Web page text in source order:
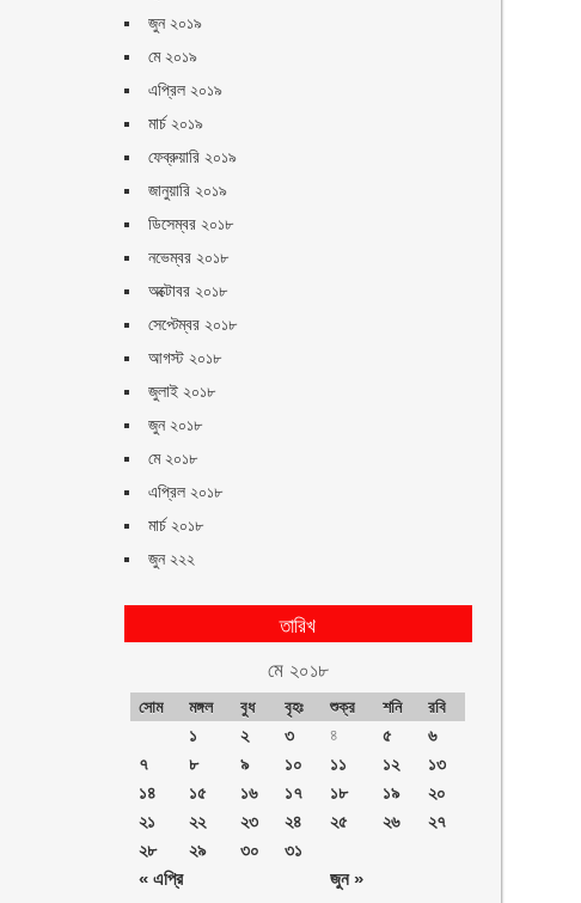
জুন ২০১৯
মে ২০১৯
এপ্রিল ২০১৯
মার্চ ২০১৯
ফেব্রুয়ারি ২০১৯
জানুয়ারি ২০১৯
ডিসেম্বর ২০১৮
নভেম্বর ২০১৮
অক্টোবর ২০১৮
সেপ্টেম্বর ২০১৮
আগস্ট ২০১৮
জুলাই ২০১৮
জুন ২০১৮
মে ২০১৮
এপ্রিল ২০১৮
মার্চ ২০১৮
জুন ২২২
তারিখ
মে ২০১৮
সোম মঙ্গল বুধ বৃহঃ শুক্র শনি রবি
« এপ্রি জুন »
১ ২ ৩ ৪ ৫
৬
৭
৮ ৯ ১০ ১১ ১২
১৩
১৪
১৫ ১৬ ১৭ ১৮ ১৯
২০
২১
২২ ২৩ ২৪ ২৫ ২৬
২৭
২৮
২৯ ৩০ ৩১